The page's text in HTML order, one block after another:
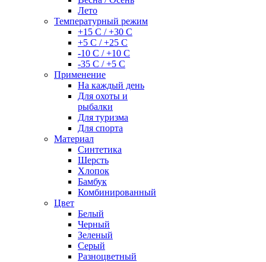
Лето
Температурный режим
+15 С / +30 С
+5 С / +25 С
-10 С / +10 С
-35 С / +5 С
Применение
На каждый день
Для охоты и
рыбалки
Для туризма
Для спорта
Материал
Синтетика
Шерсть
Хлопок
Бамбук
Комбинированный
Цвет
Белый
Черный
Зеленый
Серый
Разноцветный